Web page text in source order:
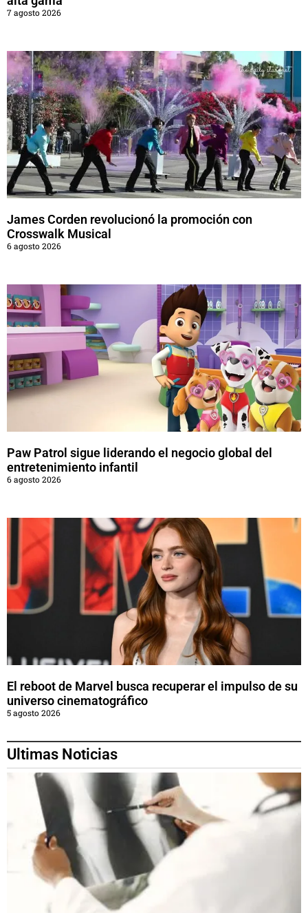
7 agosto 2026
James Corden revolucionó la promoción con
Crosswalk Musical
6 agosto 2026
Paw Patrol sigue liderando el negocio global del
entretenimiento infantil
6 agosto 2026
El reboot de Marvel busca recuperar el impulso de su
universo cinematográfico
5 agosto 2026
Ultimas Noticias